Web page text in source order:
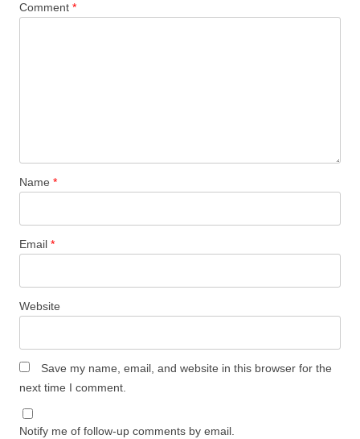
Comment *
Name *
Email *
Website
Save my name, email, and website in this browser for the
next time I comment.
Notify me of follow-up comments by email.